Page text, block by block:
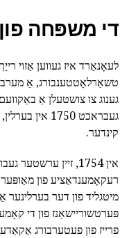
די משפּחה
לעאָנאַרד איז געווען אַזוי
טשאַרלאָטטענבורג, אַ מערב
גענוג צו צושטעלן אַ
געבראכט 1750
קינדער.
אין 1754, זיין
פּערטשוריישאַנז פון די